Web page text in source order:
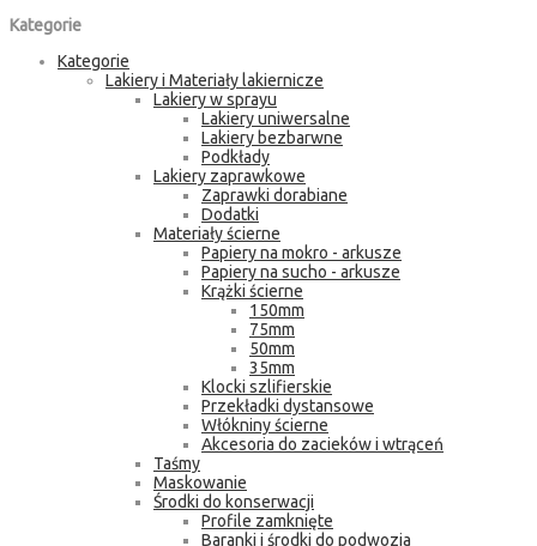
Kategorie
Kategorie
Lakiery i Materiały lakiernicze
Lakiery w sprayu
Lakiery uniwersalne
Lakiery bezbarwne
Podkłady
Lakiery zaprawkowe
Zaprawki dorabiane
Dodatki
Materiały ścierne
Papiery na mokro - arkusze
Papiery na sucho - arkusze
Krążki ścierne
150mm
75mm
50mm
35mm
Klocki szlifierskie
Przekładki dystansowe
Włókniny ścierne
Akcesoria do zacieków i wtrąceń
Taśmy
Maskowanie
Środki do konserwacji
Profile zamknięte
Baranki i środki do podwozia